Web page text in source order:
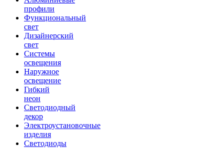
профили
Функциональный
свет
Дизайнерский
свет
Системы
освещения
Наружное
освещение
Гибкий
неон
Светодиодный
декор
Электроустановочные
изделия
Светодиоды